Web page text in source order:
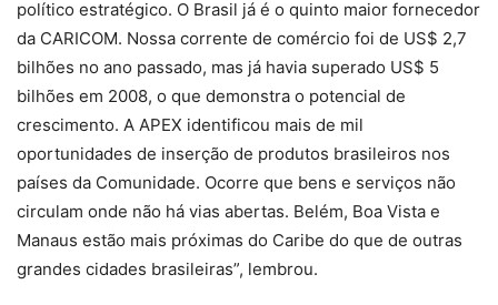
político estratégico. O Brasil já é o quinto maior fornecedor
da CARICOM. Nossa corrente de comércio foi de US$ 2,7
bilhões no ano passado, mas já havia superado US$ 5
bilhões em 2008, o que demonstra o potencial de
crescimento. A APEX identificou mais de mil
oportunidades de inserção de produtos brasileiros nos
países da Comunidade. Ocorre que bens e serviços não
circulam onde não há vias abertas. Belém, Boa Vista e
Manaus estão mais próximas do Caribe do que de outras
grandes cidades brasileiras”, lembrou.